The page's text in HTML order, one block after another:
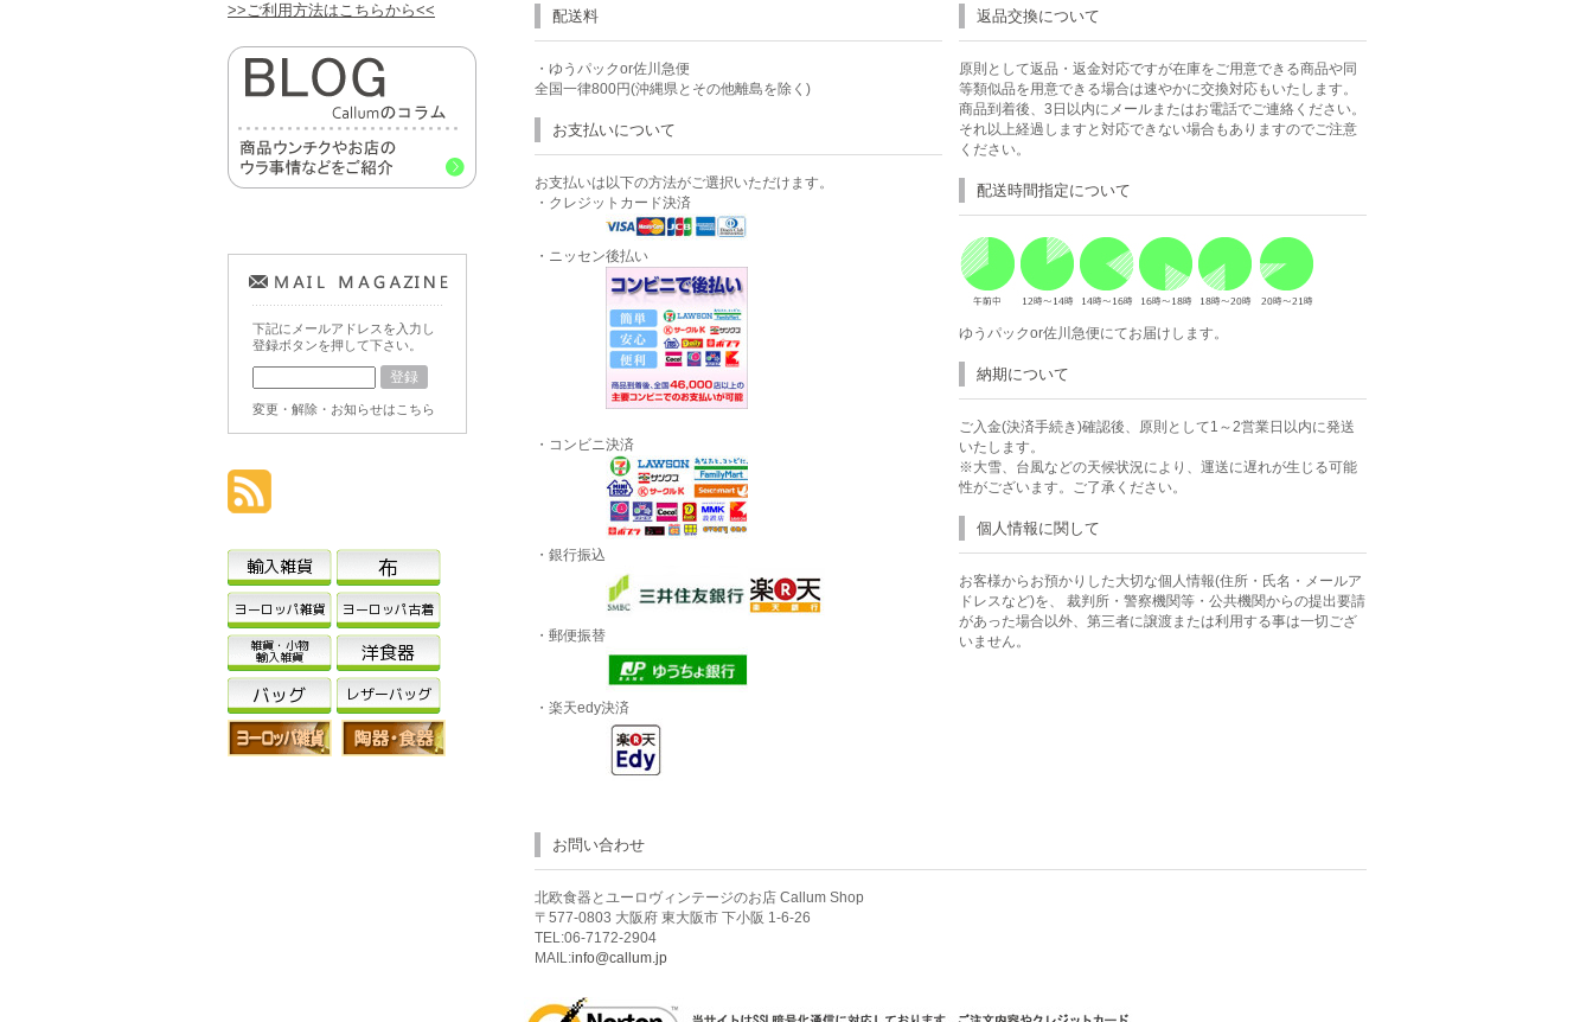
配送料
・ゆうパックor佐川急便
全国一律800円(沖縄県とその他離島を除く)
お支払いについて
お支払いは以下の方法がご選択いただけます。
・クレジットカード決済
・ニッセン後払い
・コンビニ決済
・銀行振込
・郵便振替
・楽天edy決済
返品交換について
原則として返品・返金対応ですが在庫をご用意できる商品や同
等類似品を用意できる場合は速やかに交換対応もいたします。
商品到着後、3日以内にメールまたはお電話でご連絡ください。
それ以上経過しますと対応できない場合もありますのでご注意
ください。
配送時間指定について
ゆうパックor佐川急便にてお届けします。
納期について
ご入金(決済手続き)確認後、原則として1～2営業日以内に発送
いたします。
※大雪、台風などの天候状況により、運送に遅れが生じる可能
性がございます。ご了承ください。
個人情報に関して
お客様からお預かりした大切な個人情報(住所・氏名・メールア
ドレスなど)を、 裁判所・警察機関等・公共機関からの提出要請
があった場合以外、第三者に譲渡または利用する事は一切ござ
いません。
お問い合わせ
北欧食器とユーロヴィンテージのお店 Callum Shop
〒577-0803 大阪府 東大阪市 下小阪 1-6-26
TEL:06-7172-2904
MAIL:info@callum.jp
>>ご利用方法はこちらから<<
下記にメールアドレスを入力し
登録ボタンを押して下さい。
変更・解除・お知らせはこちら